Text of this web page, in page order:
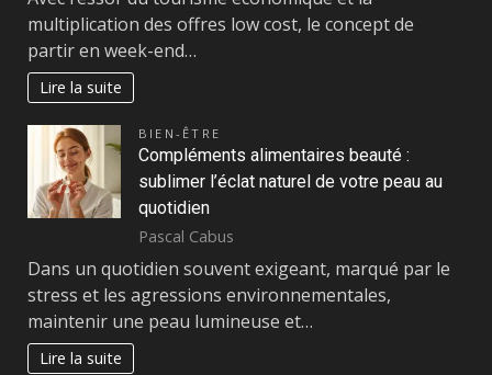
multiplication des offres low cost, le concept de
partir en week-end…
Lire la suite
BIEN-ÊTRE
Compléments alimentaires beauté :
sublimer l’éclat naturel de votre peau au
quotidien
Pascal Cabus
Dans un quotidien souvent exigeant, marqué par le
stress et les agressions environnementales,
maintenir une peau lumineuse et…
Lire la suite